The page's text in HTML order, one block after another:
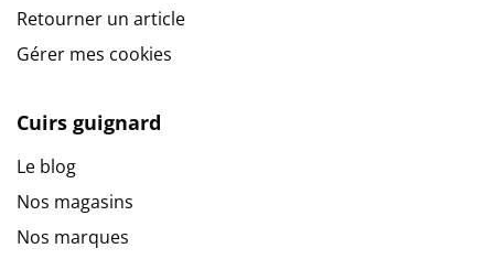
Retourner un article
Gérer mes cookies
Cuirs guignard
Le blog
Nos magasins
Nos marques